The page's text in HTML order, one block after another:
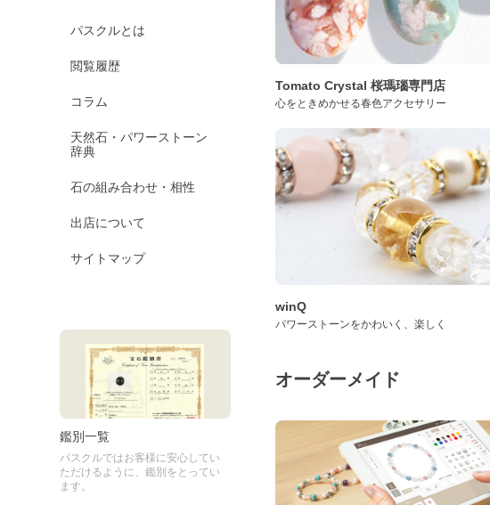
パスクルとは
閲覧履歴
コラム
天然石・パワーストーン
辞典
石の組み合わせ・相性
出店について
サイトマップ
鑑別一覧
パスクルではお客様に安心してい
ただけるように、鑑別をとってい
ます。
Tomato Crystal 桜瑪瑙専門店
心をときめかせる春色アクセサリー
winQ
パワーストーンをかわいく、楽しく
オーダーメイド